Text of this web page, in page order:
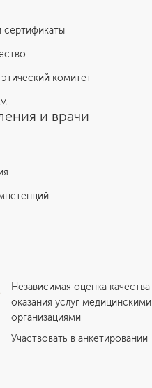
сертификаты
комитет
и врачи
Независимая оценка качества
оказания услуг медицинскими
организациями
Участвовать в анкетировании